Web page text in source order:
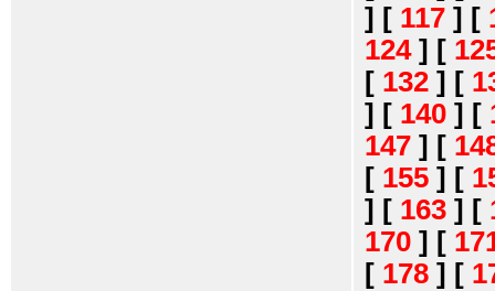
] [ 117 ] [
124] [
[ 132 ] [
] [ 140 ] [
147 ] [
[ 155 ] [
] [ 163 ] [
170 ] [
[ 178 ] [